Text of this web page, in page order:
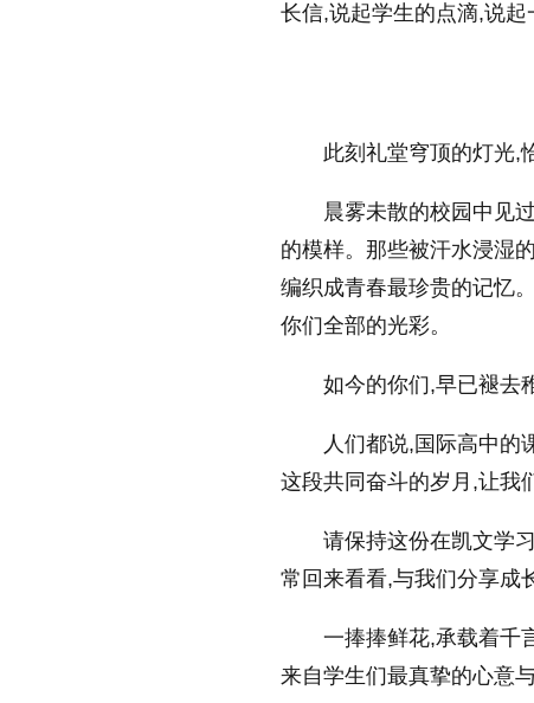
长信,说起学生的点滴,说起
此刻礼堂穹顶的灯光,
晨雾未散的校园中见
的模样。那些被汗水浸湿
编织成青春最珍贵的记忆
你们全部的光彩。
如今的你们,早已褪去
人们都说,国际高中的
这段共同奋斗的岁月,让我
请保持这份在凯文学
常回来看看,与我们分享成
一捧捧鲜花,承载着千
来自学生们最真挚的心意